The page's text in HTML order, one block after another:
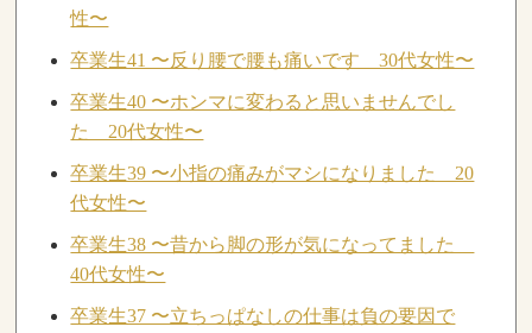
性〜
卒業生41 〜反り腰で腰も痛いです 30代女性〜
卒業生40 〜ホンマに変わると思いませんでし
た 20代女性〜
卒業生39 〜小指の痛みがマシになりました 20
代女性〜
卒業生38 〜昔から脚の形が気になってました
40代女性〜
卒業生37 〜立ちっぱなしの仕事は負の要因で